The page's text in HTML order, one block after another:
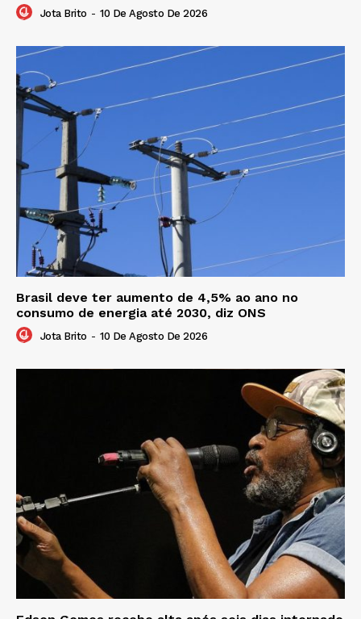
Jota Brito - 10 De Agosto De 2026
Brasil deve ter aumento de 4,5% ao ano no
consumo de energia até 2030, diz ONS
Jota Brito - 10 De Agosto De 2026